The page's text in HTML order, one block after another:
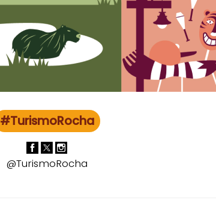
#TurismoRocha
@TurismoRocha